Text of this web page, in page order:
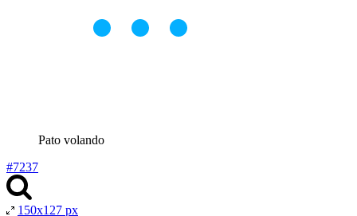
Pato volando
#7237
150x127 px